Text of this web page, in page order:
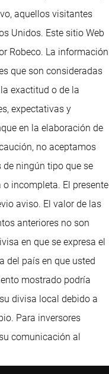
aquellos visitantes
Unidos. Este sitio Web
Robeco. La información
que son consideradas
exactitud o de la
expectativas y
en la elaboración de
no aceptamos
ningún tipo que se
incompleta. El presente
aviso. El valor de las
anteriores no son
en que se expresa el
del país en que usted
mostrado podría
divisa local debido a
Para inversores
comunicación al